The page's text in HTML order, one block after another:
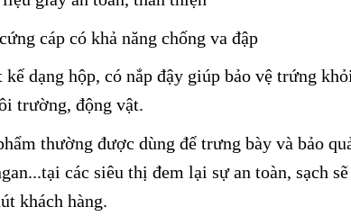
cáp có khả năng chống va đập
kế dạng hộp, có nắp đậy giúp bảo vệ trứng
trường, động vật.
thường được dùng để trưng bày và bảo
các siêu thị đem lại sự an toàn, sạch
khách hàng.